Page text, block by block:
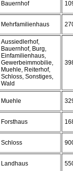
Bauernhof
Mehrfamilienhaus
Aussiedlerhof,
Bauernhof, Burg,
Einfamilienhaus,
Gewerbeimmobilie,
Muehle, Reiterhof,
Schloss, Sonstiges,
Wald
Muehle
Forsthaus
Schloss
Landhaus